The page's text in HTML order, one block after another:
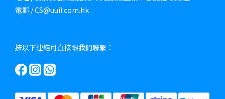
電郵 / CS@uuil.com.hk
按以下連結可直接跟我們聯繫：